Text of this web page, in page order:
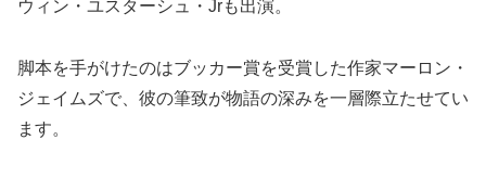
ウィン・ユスターシュ・Jrも出演。
脚本を手がけたのはブッカー賞を受賞した作家マーロン・
ジェイムズで、彼の筆致が物語の深みを一層際立たせてい
ます。